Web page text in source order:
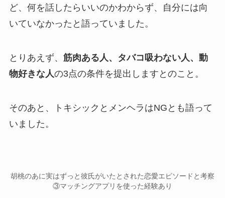
ど、何を話したらいいのかわからず、
自分には向
いていなかった と語っていました。
とりあえず、 筋肉ある人、タバコ吸わない人、動
物好きな人の3点の条件を提出しますとのこと。
そのあと、 トキシックとメンヘラはNG とも語って
いました。
胡桃のあに実はずっと彼氏がいたとされた恋愛エピソードと考察
③マッチングアプリを使った経験あり